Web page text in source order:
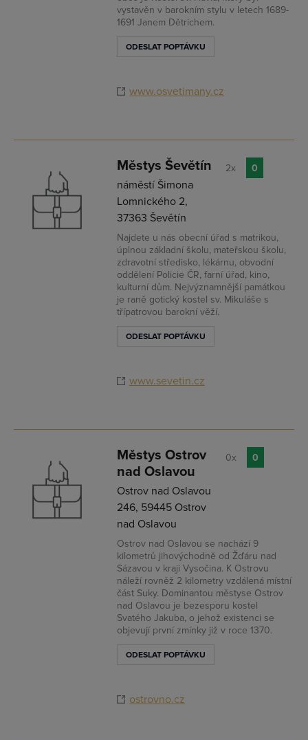
vystavěn v barokním stylu v letech 1689-
1691 Janem Dětrichem.
ODESLAT POPTÁVKU
www.osvetimany.cz
Městys Ševětín
náměstí Šimona
Lomnického 2,
37363 Ševětín
Najdete u nás obecní úřad s matrikou,
úplnou základní školu, mateřskou školu,
zdravotní středisko, lékárnu, obvodní
oddělení Policie ČR, farní úřad, kino,
kulturní dům. Nejvýznamnější památkou
je raně gotický kostel sv. Mikuláše s
třípatrovou barokní věží.
ODESLAT POPTÁVKU
www.sevetin.cz
2x 0
Městys Ostrov
nad Oslavou
Ostrov nad Oslavou
246, 59445 Ostrov
nad Oslavou
Ostrov nad Oslavou se nachází 9
kilometrů jihovýchodně od Žďáru nad
Sázavou v kraji Vysočina. K Ostrovu
náleží rovněž 2 kilometry vzdálená místní
část Suky. Dominantou městyse Ostrov
nad Oslavou je bezesporu kostel
Svatého Jakuba, o jehož existenci se
objevují první zmínky již v roce 1370.
ODESLAT POPTÁVKU
ostrovno.cz
0x 0